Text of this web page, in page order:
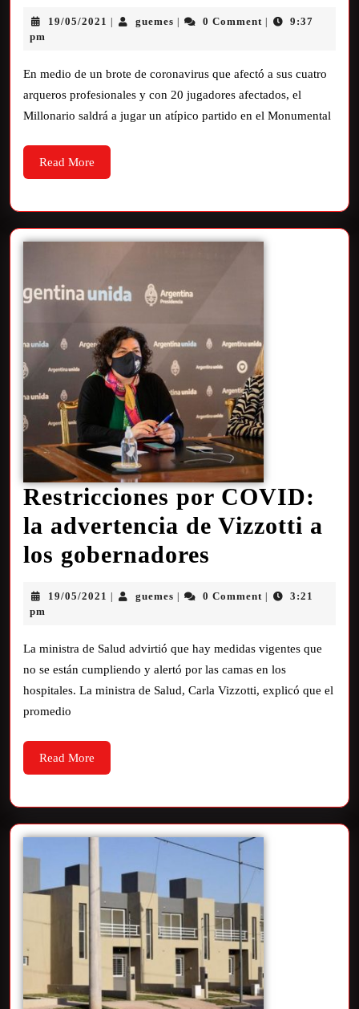
19/05/2021 guemes 0 Comment
9:37
pm
En medio de un brote de coronavirus que afectó a sus cuatro
arqueros profesionales y con 20 jugadores afectados, el
Millonario saldrá a jugar un atípico partido en el Monumental
Read More
Restricciones por COVID:
la advertencia de Vizzotti a
los gobernadores
19/05/2021 guemes 0 Comment
3:21
pm
La ministra de Salud advirtió que hay medidas vigentes que
no se están cumpliendo y alertó por las camas en los
hospitales. La ministra de Salud, Carla Vizzotti, explicó que el
promedio
Read More